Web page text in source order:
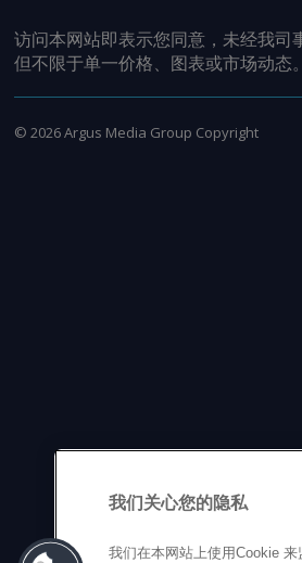
访问本网站即表示您同意，未经我
但不限于单一价格、图表或市场动态。
© 2026Argus Media Group Copyright
我们关心您的隐私
我们在本网站上使用Cookie